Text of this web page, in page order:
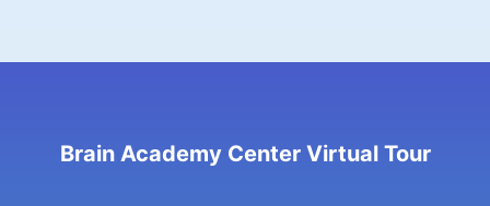
Brain Academy Center Virtual Tour